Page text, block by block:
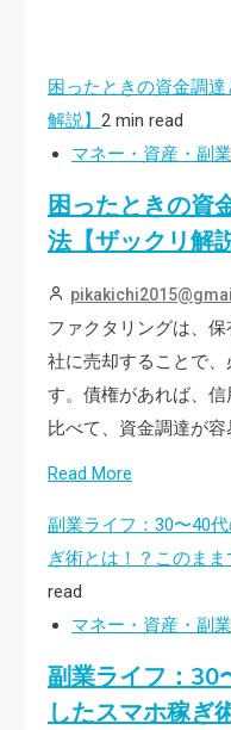
困ったときの資金調
解説】 2 min read
マネー・資産・副業
困ったときの資
法【ザックリ解説
ファクタリングは、
社に売却することで
す。債権があれば、
比べて、資金調達が容
Read More
副業ライフ：30〜40
ぎ術とは！？このま
read
マネー・資産・副業
副業ライフ：30
したスマホ稼ぎ